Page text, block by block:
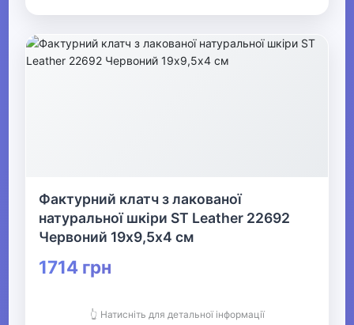
Фактурний клатч з лакованої
натуральної шкіри ST Leather 22692
Червоний 19х9,5х4 см
1714 грн
👆 Натисніть для детальної інформації